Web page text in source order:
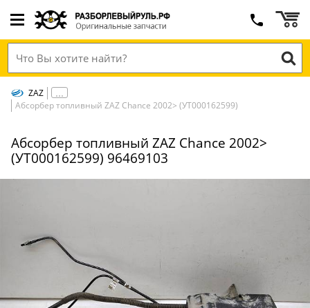
ZAZ
Абсорбер топливный ZAZ Chance 2002> (УТ000162599)
Абсорбер топливный ZAZ Chance 2002>
(УТ000162599) 96469103